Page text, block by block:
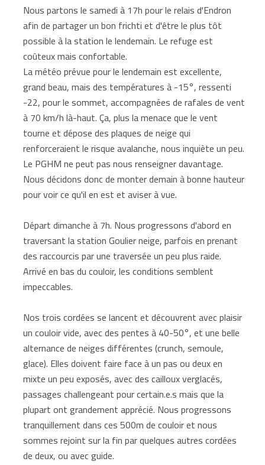
Nous partons le samedi à 17h pour le relais d'Endron
afin de partager un bon frichti et d'être le plus tôt
possible à la station le lendemain. Le refuge est
coûteux mais confortable.
La météo prévue pour le lendemain est excellente,
grand beau, mais des températures à -15°, ressenti
-22, pour le sommet, accompagnées de rafales de vent
à 70 km/h là-haut. Ça, plus la menace que le vent
tourne et dépose des plaques de neige qui
renforceraient le risque avalanche, nous inquiète un peu.
Le PGHM ne peut pas nous renseigner davantage.
Nous décidons donc de monter demain à bonne hauteur
pour voir ce qu'il en est et aviser à vue.
Départ dimanche à 7h. Nous progressons d'abord en
traversant la station Goulier neige, parfois en prenant
des raccourcis par une traversée un peu plus raide.
Arrivé en bas du couloir, les conditions semblent
impeccables.
Nos trois cordées se lancent et découvrent avec plaisir
un couloir vide, avec des pentes à 40-50°, et une belle
alternance de neiges différentes (crunch, semoule,
glace). Elles doivent faire face à un pas ou deux en
mixte un peu exposés, avec des cailloux verglacés,
passages challengeant pour certain.e.s mais que la
plupart ont grandement apprécié. Nous progressons
tranquillement dans ces 500m de couloir et nous
sommes rejoint sur la fin par quelques autres cordées
de deux, ou avec guide.